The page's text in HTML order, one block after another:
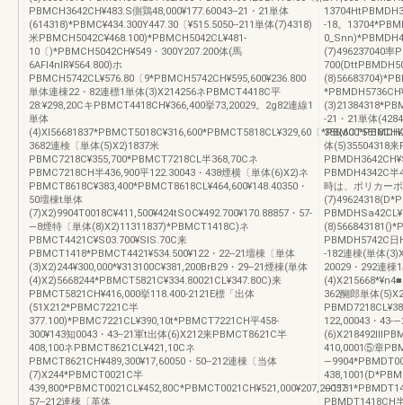
PBMCH3642CH¥483.S側鶏48,000¥177.60043--21・21単体
(614318)*PBMC¥434.300Y447.30〔¥515.5050--211単体(7)4318)
米PBMCH5042C¥468.100)*PBMCH5042CL¥481‐
10〔)*PBMCH5042CH¥549・300Y207.200体(馬
6AFl4nlR¥564.800)ホ
PBMCH5742CL¥576.80〔9*PBMCH5742CH¥595,600¥236.800
単体連棟22・82連標1単体(3)X214256ネPBMCT4418C平
28:¥298,20CキPBMCT4418CH¥366,400挙73,20029。2g82連線1
単体
(4)XI56681837*PBMCT5018C¥316,600*PBMCT5818CL¥329,60〔
3682連検〔単体(5)X2)1837米
PBMC7218C¥355,700*PBMCT7218CL半368,70Cネ
PBMC7218CH半436,900平122.30043・438煙横〔単体(6)X2)ネ
PBMCT8618C¥383,400*PBMCT8618CL¥464,600¥148.40350・
50壇棟t単体
(7)X2)9904T0018C¥411,500¥424tSOC¥492.700¥170.88857・57-
―8煙特〔単体(8)X2)11311837)*PBMCT1418C)ネ
PBMCT4421C¥S03.700¥SlS.70C来
PBMCT1418*PBMCT4421¥534.500¥122・22--21壇棟〔単体
(3)X2)244¥300,000*¥313100C¥381,200BrB29・29--21煙棟(単体
(4)X2)5668244*PBMCT5821C¥334.80021CL¥347.80C)来
PBMCT5821CH¥416,000挙118.400-2121E標「出体
(51X212*PBMC7221C半
377.100)*PBMC7221CL¥390,10t*PBMCT7221CH平458‐
300¥143知0043・43--21軍t出体(6)X212来PBMCT8621C半
408,100ネPBMCT8621CL¥421,10Cネ
PBMCT8621CH¥489,300¥17,60050・50--212連棟〔当体
(7)X244*PBMCT0021C半
439,800*PBMCT0021CL¥452,80C*PBMCT0021CH¥521,000¥207,20057・
57--212連棟〔革体
-18。
(7)496237040率
-21・21単体
体(5)35504318
PBMDH4342C
時は、ポリカー
PBMDH5742C日
-182連棟(単体
20029・292連棟
362醐郎単体
122,00043・43-
410,0001⑤章
PBMDT1418CH